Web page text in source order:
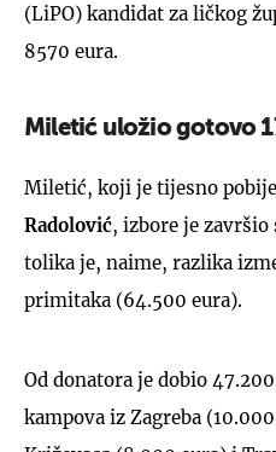
(LiPO) kandidat za ličkog
8570 eura.
Miletić uložio gotovo
Miletić, koji je tijesno
Radolović, izbore je završio
tolika je, naime, razlika
primitaka (64.500 eura).
Od donatora je dobio
kampova iz Zagreba